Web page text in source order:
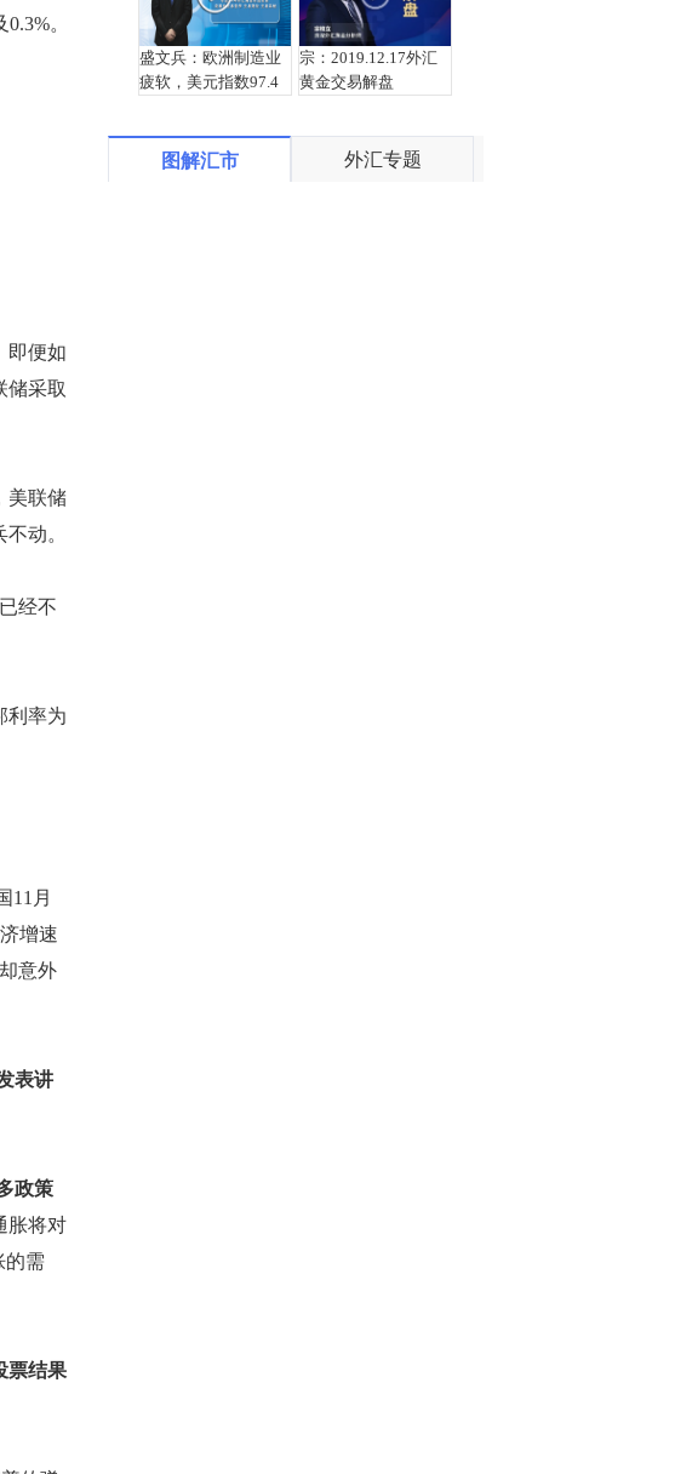
。
即便如
储采取
美联储
动。
经不
利率为
11月
增速
意外
表讲
政策
胀将对
的需
票结果
盛文兵：欧洲制造业
疲软，美元指数97.4
宗：2019.12.17外汇
黄金交易解盘
图解汇市 外汇专题